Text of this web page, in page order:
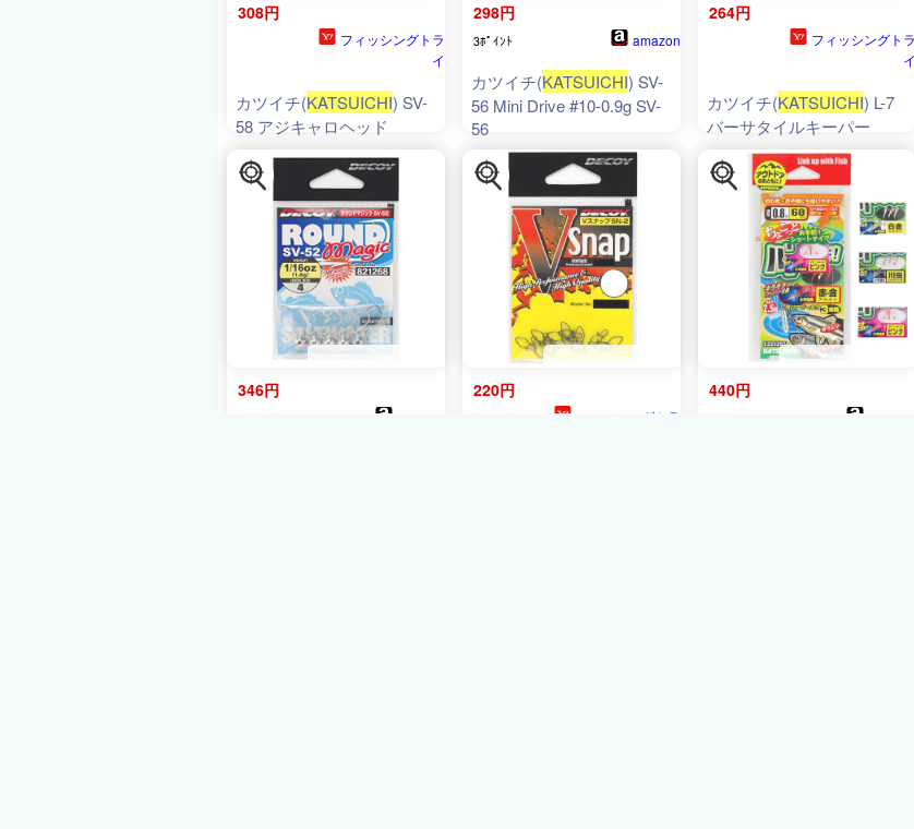
308円
フィッシングトラ
イ
カツイチ(KATSUICHI) SV-
58 アジキャロヘッド
298円
3ﾎﾟｲﾝﾄ amazon
カツイチ(KATSUICHI) SV-
56 Mini Drive #10-0.9g SV-
56
264円
フィッシングトラ
イ
カツイチ(KATSUICHI) L-7
バーサタイルキーパー
346円 220円
フィッシングトラ
440円